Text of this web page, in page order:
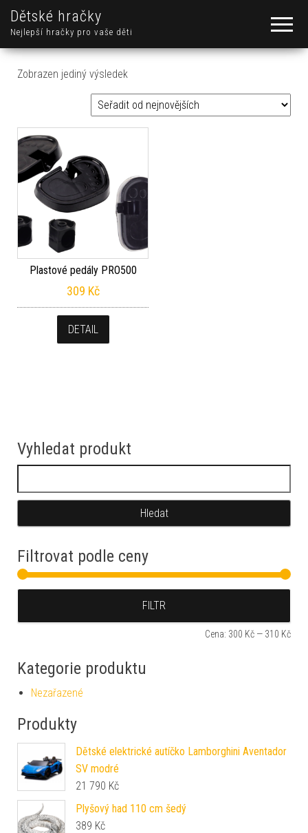
Dětské hračky
Nejlepší hračky pro vaše děti
Zobrazen jediný výsledek
Plastové pedály PRO500
309 Kč
DETAIL
Vyhledat produkt
Filtrovat podle ceny
FILTR
Cena: 300 Kč — 310 Kč
Kategorie produktu
Nezařazené
Produkty
Dětské elektrické autíčko Lamborghini Aventador
SV modré
21 790 Kč
Plyšový had 110 cm šedý
389 Kč